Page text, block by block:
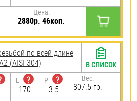
Цена:
2880р. 46коп.
по всей длине
(AISI 304)
L
?
170
P
?
3.5
Вес:
807.5 гр.
В СПИСОК